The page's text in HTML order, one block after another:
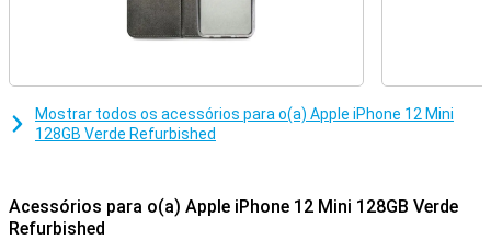
Mostrar todos os acessórios para o(a) Apple iPhone 12 Mini
128GB Verde Refurbished
Acessórios para o(a) Apple iPhone 12 Mini 128GB Verde
Refurbished